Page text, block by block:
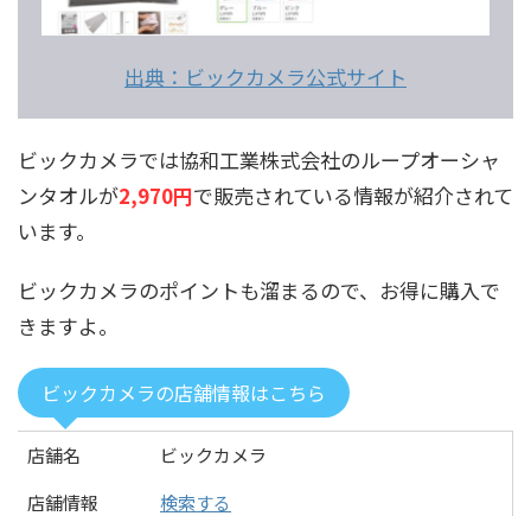
出典：ビックカメラ公式サイト
ビックカメラでは協和工業株式会社のループオーシャ
ンタオルが2,970円で販売されている情報が紹介されて
います。
ビックカメラのポイントも溜まるので、お得に購入で
きますよ。
ビックカメラの店舗情報はこちら
店舗名
ビックカメラ
店舗情報
検索する